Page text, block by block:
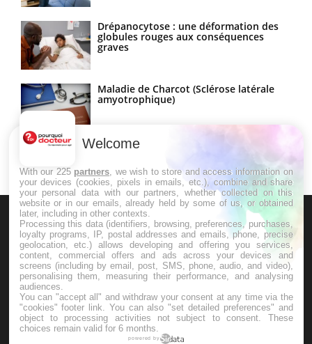
Drépanocytose : une déformation des
globules rouges aux conséquences
graves
Maladie de Charcot (Sclérose latérale
amyotrophique)
Le site santé de référence avec chaque jour toute l'actualité
médicale decryptée par des médecins en exercice et les
conseils des meilleurs spécialistes.
Welcome
With our 225 partners , we wish to store and access information on
your devices (cookies, pixels in emails, etc.), combine and share
your personal data with our partners, whether collected on this
website or in our emails, already held by some of us, or obtained
later, including in other contexts.
Processing this data (identifiers, browsing, preferences, purchases,
loyalty programs, IP, postal addresses and emails, phone, precise
geolocation, etc.) allows developing and offering you services,
content, commercial offers and ads across your devices and
screens (including by email, post, SMS, phone, audio, and video),
personalising them, measuring their performance, and analysing
audiences.
You can "accept all" and withdraw your consent at any time via the
"cookies" footer link . You can also "set detailed preferences" and
object to processing activities not subject to consent. These
choices remain valid for 6 months.
powered by